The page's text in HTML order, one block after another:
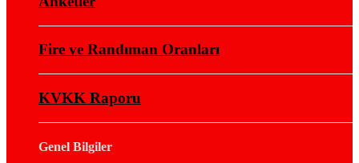
Fire ve Randıman Oranları
KVKK Raporu
Genel Bilgiler